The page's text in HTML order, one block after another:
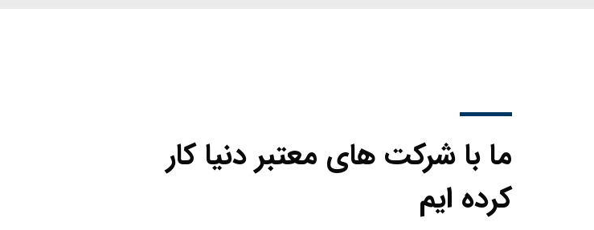
ما با شرکت های معتبر دنیا کار
کرده ایم